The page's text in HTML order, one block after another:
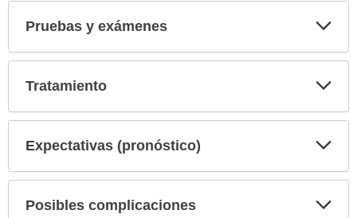
Pruebas y exámenes
Tratamiento
Expectativas (pronóstico)
Posibles complicaciones